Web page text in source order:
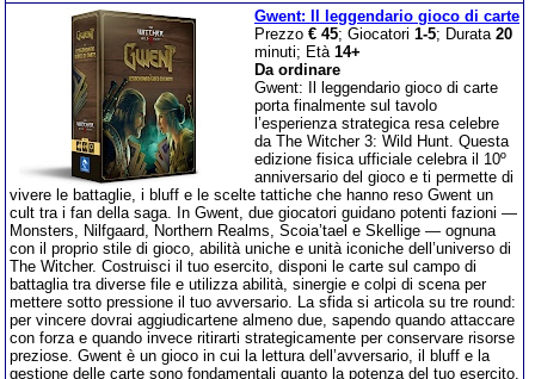
Gwent: Il leggendario gioco di carte
Prezzo € 45; Giocatori 1-5; Durata 20
minuti; Età 14+
Da ordinare
Gwent: Il leggendario gioco di carte
porta finalmente sul tavolo
l’esperienza strategica resa celebre
da The Witcher 3: Wild Hunt. Questa
edizione fisica ufficiale celebra il 10º
anniversario del gioco e ti permette di
vivere le battaglie, i bluff e le scelte tattiche che hanno reso Gwent un
cult tra i fan della saga. In Gwent, due giocatori guidano potenti fazioni —
Monsters, Nilfgaard, Northern Realms, Scoia’tael e Skellige — ognuna
con il proprio stile di gioco, abilità uniche e unità iconiche dell’universo di
The Witcher. Costruisci il tuo esercito, disponi le carte sul campo di
battaglia tra diverse file e utilizza abilità, sinergie e colpi di scena per
mettere sotto pressione il tuo avversario. La sfida si articola su tre round:
per vincere dovrai aggiudicartene almeno due, sapendo quando attaccare
con forza e quando invece ritirarti strategicamente per conservare risorse
preziose. Gwent è un gioco in cui la lettura dell’avversario, il bluff e la
gestione delle carte sono fondamentali quanto la potenza del tuo esercito.